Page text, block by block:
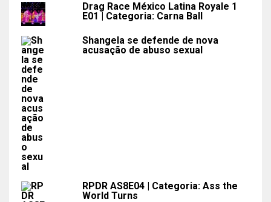
Drag Race México Latina Royale 1
E01 | Categoria: Carna Ball
Shangela se defende de nova
acusação de abuso sexual
RPDR AS8E04 | Categoria: Ass the
World Turns